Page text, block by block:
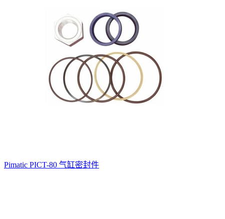
Pimatic PICT-80 气缸密封件